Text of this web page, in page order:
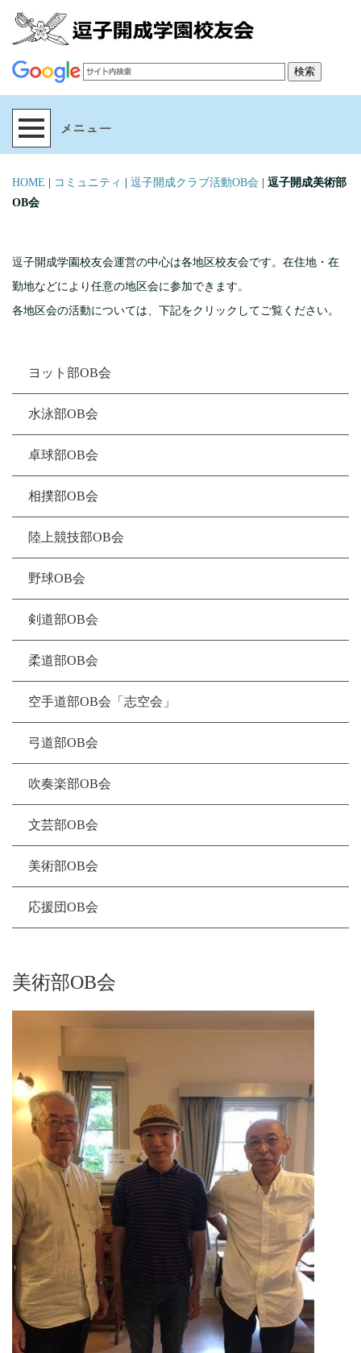
HOME コミュニティ 逗子開成クラブ活動OB会
逗子開成美術部
OB会
逗子開成学園校友会運営の中心は各地区校友会です。在住地・在
勤地などにより任意の地区会に参加できます。
各地区会の活動については、下記をクリックしてご覧ください。
ヨット部OB会
水泳部OB会
卓球部OB会
相撲部OB会
陸上競技部OB会
野球OB会
剣道部OB会
柔道部OB会
空手道部OB会「志空会」
弓道部OB会
吹奏楽部OB会
文芸部OB会
美術部OB会
応援団OB会
美術部OB会